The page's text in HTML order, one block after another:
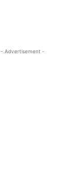
- Advertisement -